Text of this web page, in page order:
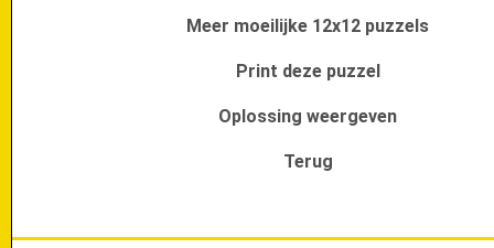
Meer moeilijke 12x12 puzzels
Print deze puzzel
Oplossing weergeven
Terug